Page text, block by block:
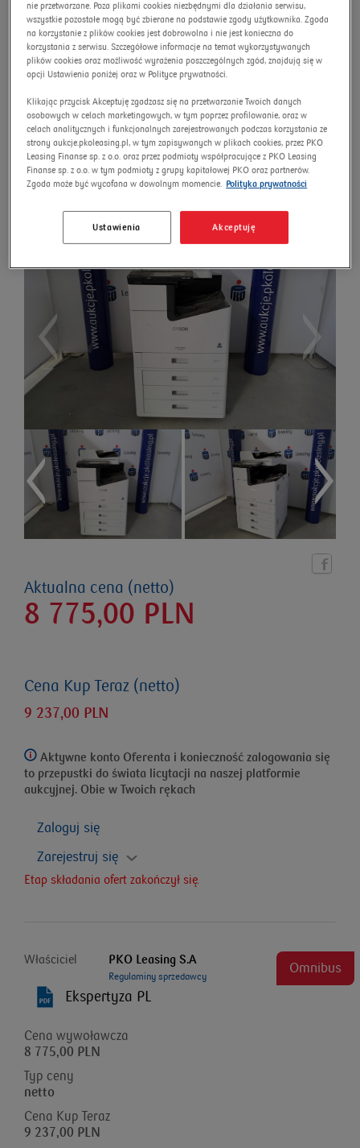
Poligraficzne urządzenie
wielofunkcyjne EPSON
WORKFORCE ENTERPRISE
WF-C21000 D4TW
Numer aukcji: 10787/AU/2025
Nowa cena
Aktualna cena (netto)
8 775,00 PLN
Cena Kup Teraz (netto)
9 237,00 PLN
Aktywne konto Oferenta i konieczność zalogowania się
to przepustki do świata licytacji na naszej platformie
aukcyjnej. Obie w Twoich rękach
Zaloguj się
Zarejestruj się
Etap składania ofert zakończył się.
Właściciel PKO Leasing S.A
Regulaminy sprzedawcy
Omnibus
Ekspertyza PL
Cena wywoławcza
8 775,00 PLN
Typ ceny
netto
Cena Kup Teraz
9 237,00 PLN
nie przetwarzane. Poza plikami cookies niezbędnymi dla działania serwisu,
wszystkie pozostałe mogą być zbierane na podstawie zgody użytkownika. Zgoda
na korzystanie z plików cookies jest dobrowolna i nie jest konieczna do
korzystania z serwisu. Szczegółowe informacje na temat wykorzystywanych
plików cookies oraz możliwość wyrażenia poszczególnych zgód, znajdują się w
opcji Ustawienia poniżej oraz w Polityce prywatności.
Klikając przycisk Akceptuję zgadzasz się na przetwarzanie Twoich danych
osobowych w celach marketingowych, w tym poprzez profilowanie, oraz w
celach analitycznych i funkcjonalnych zarejestrowanych podczas korzystania ze
strony aukcje.pkoleasing.pl, w tym zapisywanych w plikach cookies, przez PKO
Leasing Finanse sp. z o.o. oraz przez podmioty współpracujące z PKO Leasing
Finanse sp. z o.o. w tym podmioty z grupy kapitałowej PKO oraz partnerów.
Zgoda może być wycofana w dowolnym momencie. Polityka prywatności
Akceptuję
Ustawienia